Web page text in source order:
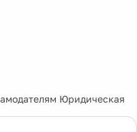
Юридическая